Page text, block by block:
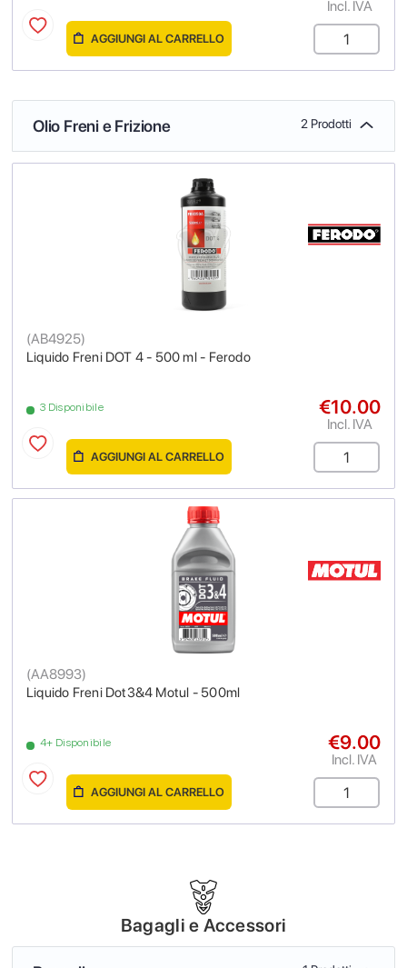
Incl. IVA
AGGIUNGI AL CARRELLO
Olio Freni e Frizione 2 Prodotti
Liquido Freni DOT 4 - 500 ml - Ferodo
(AB4925)
3 Disponibile €10.00
Incl. IVA
AGGIUNGI AL CARRELLO
Liquido Freni Dot3&4 Motul - 500ml
(AA8993)
4+ Disponibile €9.00
Incl. IVA
AGGIUNGI AL CARRELLO
Bagagli e Accessori